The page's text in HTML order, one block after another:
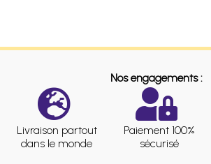
Nos engagements :
Livraison partout
dans le monde
Paiement 100%
sécurisé